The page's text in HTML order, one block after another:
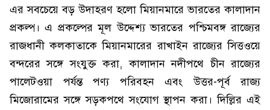
এর সবচেয়ে বড় উদাহরণ হলো মিয়ানমারে ভারতের কালাদান
প্রকল্প। এ প্রকল্পের মূল উদ্দেশ্য ভারতের পশ্চিমবঙ্গ রাজ্যের
রাজধানী কলকাতাকে মিয়ানমারের রাখাইন রাজ্যের সিত্তওয়ে
বন্দরের সঙ্গে সংযুক্ত করা, কালাদান নদীপথে চীন রাজ্যের
পালেটওয়া পর্যন্ত পণ্য পরিবহন এবং উত্তর-পূর্ব রাজ্য
মিজোরামের সঙ্গে সড়কপথে সংযোগ স্থাপন করা। দিল্লির এই